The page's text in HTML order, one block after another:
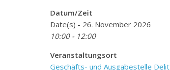
Datum/Zeit
Date(s) - 26. November 2026
10:00 - 12:00
Veranstaltungsort
Geschäfts- und Ausgabestelle